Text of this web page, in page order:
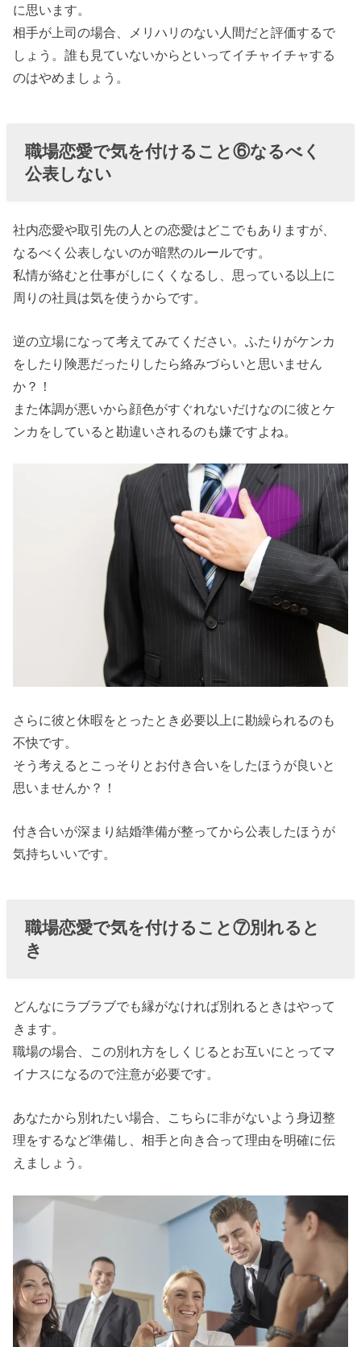
に思います。
相手が上司の場合、メリハリのない人間だと評価するで
しょう。誰も見ていないからといってイチャイチャする
のはやめましょう。
職場恋愛で気を付けること⑥なるべく
公表しない
社内恋愛や取引先の人との恋愛はどこでもありますが、
なるべく公表しないのが暗黙のルールです。
私情が絡むと仕事がしにくくなるし、思っている以上に
周りの社員は気を使うからです。
逆の立場になって考えてみてください。ふたりがケンカ
をしたり険悪だったりしたら絡みづらいと思いません
か？！
また体調が悪いから顔色がすぐれないだけなのに彼とケ
ンカをしていると勘違いされるのも嫌ですよね。
さらに彼と休暇をとったとき必要以上に勘繰られるのも
不快です。
そう考えるとこっそりとお付き合いをしたほうが良いと
思いませんか？！
付き合いが深まり結婚準備が整ってから公表したほうが
気持ちいいです。
職場恋愛で気を付けること⑦別れると
き
どんなにラブラブでも縁がなければ別れるときはやって
きます。
職場の場合、この別れ方をしくじるとお互いにとってマ
イナスになるので注意が必要です。
あなたから別れたい場合、こちらに非がないよう身辺整
理をするなど準備し、相手と向き合って理由を明確に伝
えましょう。